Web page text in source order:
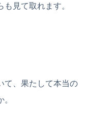
見て取れます。
て、果たして本当の